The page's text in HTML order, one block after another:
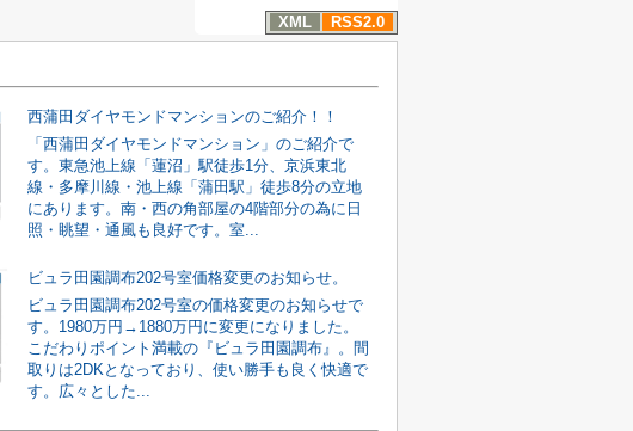
XML
RSS2.0
西蒲田ダイヤモンドマンションのご紹介！！
「西蒲田ダイヤモンドマンション」のご紹介で
す。東急池上線「蓮沼」駅徒歩1分、京浜東北
線・多摩川線・池上線「蒲田駅」徒歩8分の立地
にあります。南・西の角部屋の4階部分の為に日
照・眺望・通風も良好です。室...
ビュラ田園調布202号室価格変更のお知らせ。
ビュラ田園調布202号室の価格変更のお知らせで
す。1980万円→1880万円に変更になりました。
こだわりポイント満載の『ビュラ田園調布』。間
取りは2DKとなっており、使い勝手も良く快適で
す。広々とした...